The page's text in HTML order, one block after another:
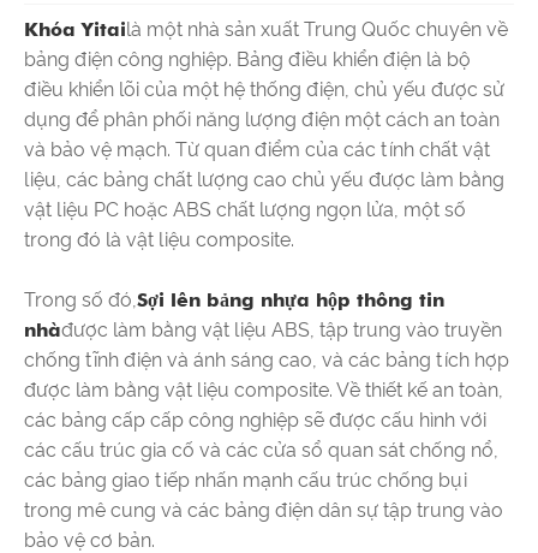
Khóa Yitailà một nhà sản xuất Trung Quốc chuyên về
bảng điện công nghiệp. Bảng điều khiển điện là bộ
điều khiển lõi của một hệ thống điện, chủ yếu được sử
dụng để phân phối năng lượng điện một cách an toàn
và bảo vệ mạch. Từ quan điểm của các tính chất vật
liệu, các bảng chất lượng cao chủ yếu được làm bằng
vật liệu PC hoặc ABS chất lượng ngọn lửa, một số
trong đó là vật liệu composite.
Trong số đó, Sợi lên bảng nhựa hộp thông tin
nhàđược làm bằng vật liệu ABS, tập trung vào truyền
chống tĩnh điện và ánh sáng cao, và các bảng tích hợp
được làm bằng vật liệu composite. Về thiết kế an toàn,
các bảng cấp cấp công nghiệp sẽ được cấu hình với
các cấu trúc gia cố và các cửa sổ quan sát chống nổ,
các bảng giao tiếp nhấn mạnh cấu trúc chống bụi
trong mê cung và các bảng điện dân sự tập trung vào
bảo vệ cơ bản.